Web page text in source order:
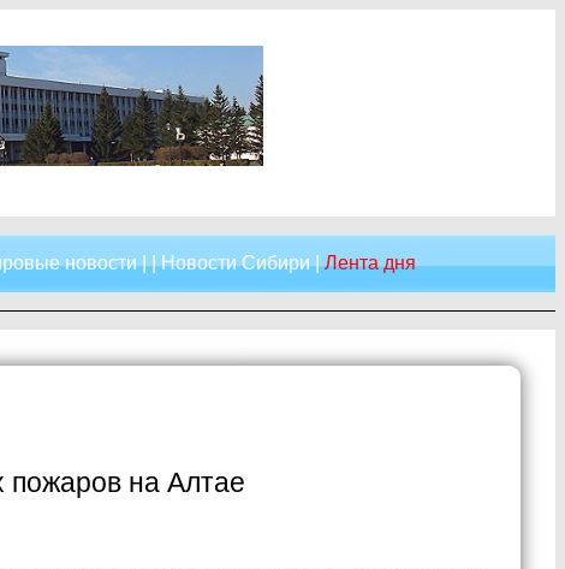
новости| |Новости Сибири|Лента дня
на Алтае